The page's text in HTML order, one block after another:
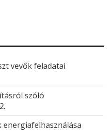
vevők feladatai
szóló